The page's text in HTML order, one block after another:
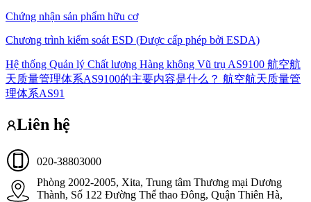
Chứng nhận sản phẩm hữu cơ
Chương trình kiểm soát ESD (Được cấp phép bởi ESDA)
Hệ thống Quản lý Chất lượng Hàng không Vũ trụ AS9100 航空航
天质量管理体系AS9100的主要内容是什么？ 航空航天质量管
理体系AS91
Liên hệ
020-38803000
Phòng 2002-2005, Xita, Trung tâm Thương mại Dương
Thành, Số 122 Đường Thể thao Đông, Quận Thiên Hà,